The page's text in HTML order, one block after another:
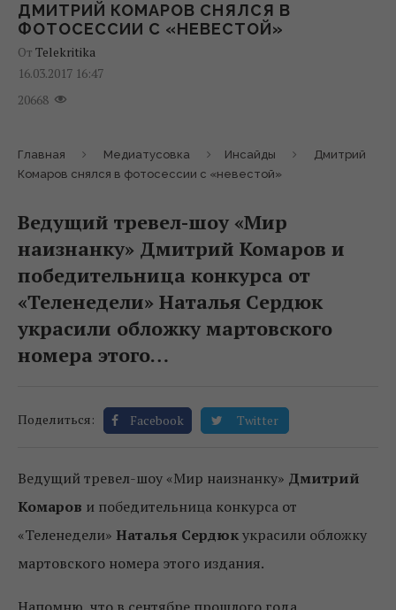
ДМИТРИЙ КОМАРОВ СНЯЛСЯ В
ФОТОСЕССИИ С «НЕВЕСТОЙ»
От Telekritika
16.03.2017 16:47
20668
Главная Медиатусовка Инсайды
Дмитрий
Комаров снялся в фотосессии с «невестой»
Ведущий тревел-шоу «Мир
наизнанку» Дмитрий Комаров и
победительница конкурса от
«Теленедели» Наталья Сердюк
украсили обложку мартовского
номера этого…
Поделиться: Facebook Twitter
Ведущий тревел-шоу «Мир наизнанку» Дмитрий
Комаров и победительница конкурса от
«Теленедели» Наталья Сердюкукрасили обложку
мартовского номера этого издания.